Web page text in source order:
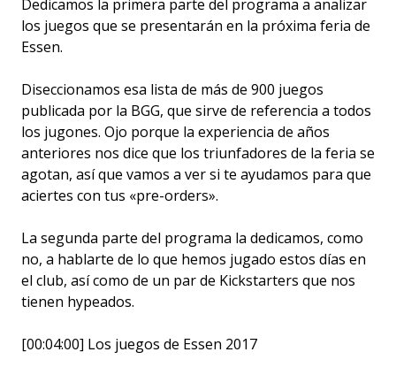
Dedicamos la primera parte del programa a analizar
los juegos que se presentarán en la próxima feria de
Essen.
Diseccionamos esa lista de más de 900 juegos
publicada por la BGG, que sirve de referencia a todos
los jugones. Ojo porque la experiencia de años
anteriores nos dice que los triunfadores de la feria se
agotan, así que vamos a ver si te ayudamos para que
aciertes con tus «pre-orders».
La segunda parte del programa la dedicamos, como
no, a hablarte de lo que hemos jugado estos días en
el club, así como de un par de Kickstarters que nos
tienen hypeados.
[00:04:00] Los juegos de Essen 2017